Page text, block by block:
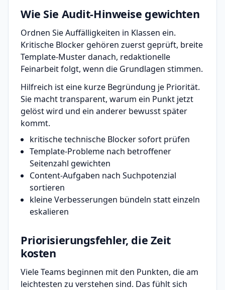
Wie Sie Audit-Hinweise gewichten
Ordnen Sie Auffälligkeiten in Klassen ein.
Kritische Blocker gehören zuerst geprüft, breite
Template-Muster danach, redaktionelle
Feinarbeit folgt, wenn die Grundlagen stimmen.
Hilfreich ist eine kurze Begründung je Priorität.
Sie macht transparent, warum ein Punkt jetzt
gelöst wird und ein anderer bewusst später
kommt.
kritische technische Blocker sofort prüfen
Template-Probleme nach betroffener
Seitenzahl gewichten
Content-Aufgaben nach Suchpotenzial
sortieren
kleine Verbesserungen bündeln statt einzeln
eskalieren
Priorisierungsfehler, die Zeit
kosten
Viele Teams beginnen mit den Punkten, die am
leichtesten zu verstehen sind. Das fühlt sich